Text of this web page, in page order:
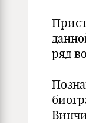
ряд